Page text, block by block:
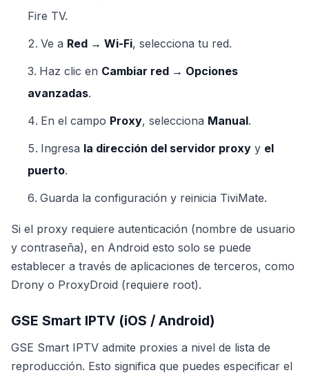
Fire TV.
Ve a Red → Wi-Fi, selecciona tu red.
Haz clic en Cambiar red → Opciones
avanzadas.
En el campo Proxy, selecciona Manual.
Ingresa la dirección del servidor proxy y el
puerto.
Guarda la configuración y reinicia TiviMate.
Si el proxy requiere autenticación (nombre de usuario
y contraseña), en Android esto solo se puede
establecer a través de aplicaciones de terceros, como
Drony o ProxyDroid (requiere root).
GSE Smart IPTV (iOS / Android)
GSE Smart IPTV admite proxies a nivel de lista de
reproducción. Esto significa que puedes especificar el